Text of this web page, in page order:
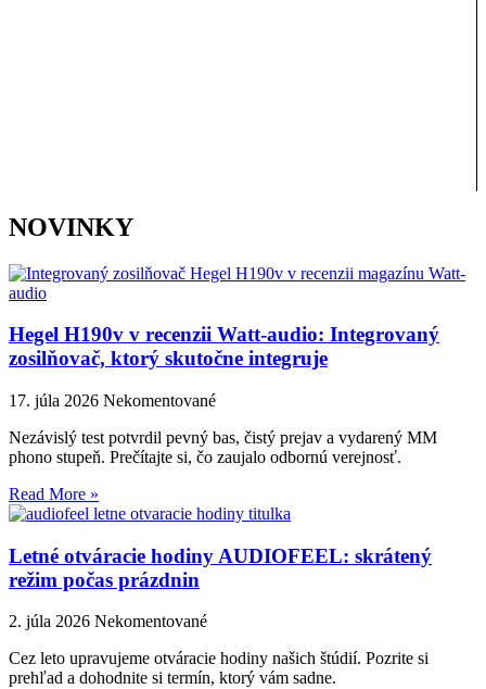
NOVINKY
Hegel H190v v recenzii Watt-audio: Integrovaný
zosilňovač, ktorý skutočne integruje
17. júla 2026 Nekomentované
Nezávislý test potvrdil pevný bas, čistý prejav a vydarený MM
phono stupeň. Prečítajte si, čo zaujalo odbornú verejnosť.
Read More »
Letné otváracie hodiny AUDIOFEEL: skrátený
režim počas prázdnin
2. júla 2026 Nekomentované
Cez leto upravujeme otváracie hodiny našich štúdií. Pozrite si
prehľad a dohodnite si termín, ktorý vám sadne.